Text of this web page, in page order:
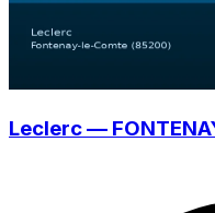
Leclerc —